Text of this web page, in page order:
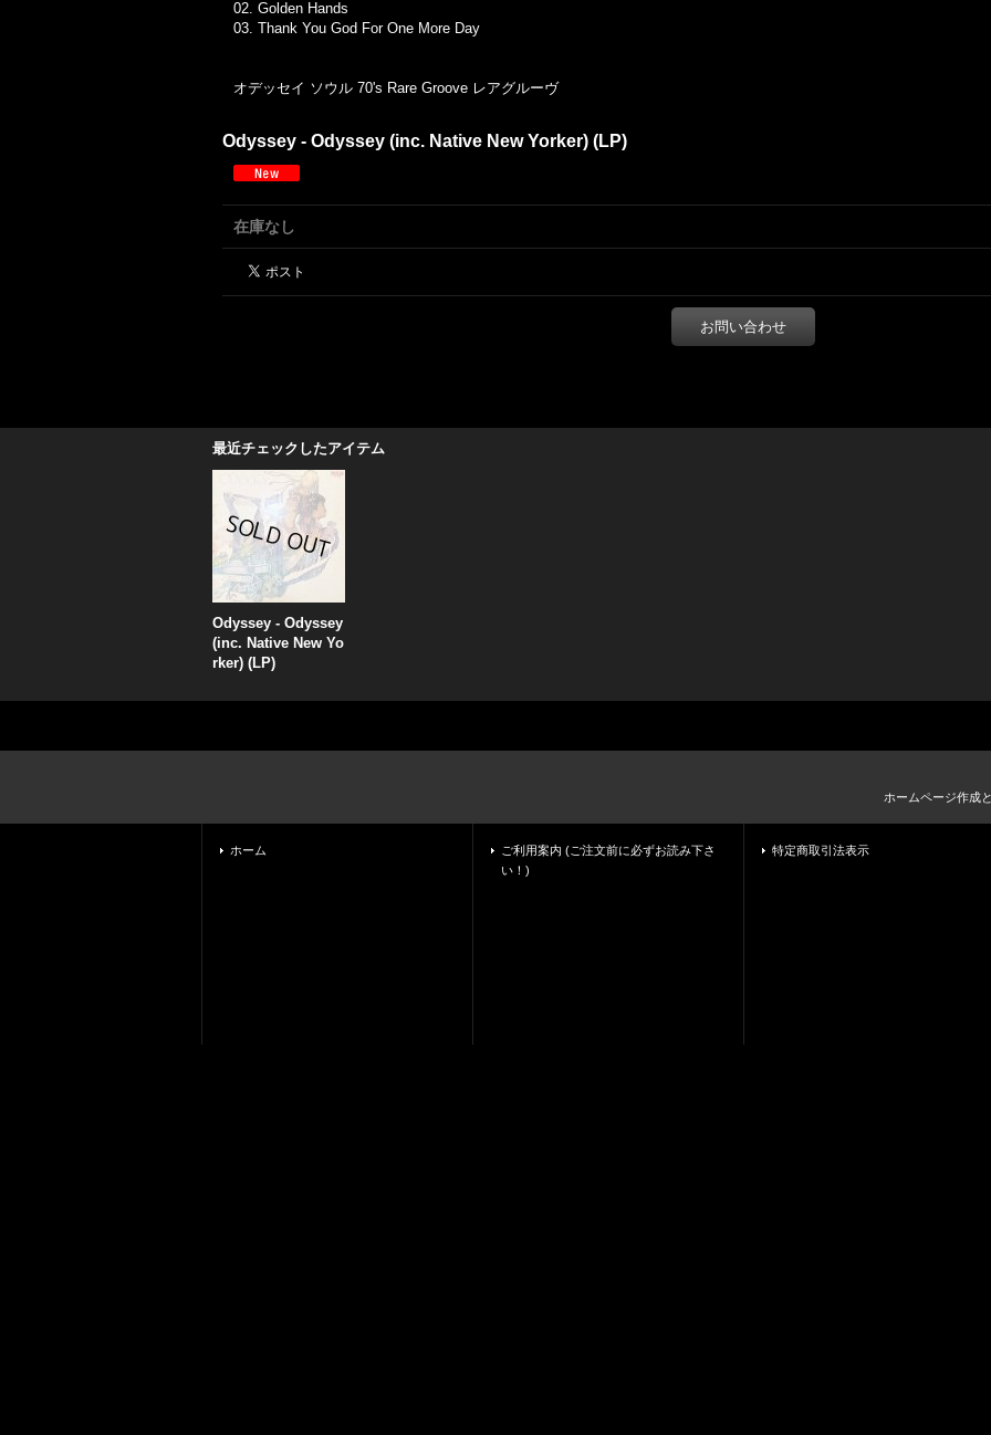
02. Golden Hands
03. Thank You God For One More Day
オデッセイ ソウル 70's Rare Groove レアグルーヴ
Odyssey - Odyssey (inc. Native New Yorker) (LP)
在庫なし
お問い合わせ
最近チェックしたアイテム
Odyssey - Odyssey
(inc. Native New Yo
rker) (LP)
ホームページ作成
ホーム
ご利用案内 (ご注文前に必ずお読み下さ
い！)
特定商取引法表示